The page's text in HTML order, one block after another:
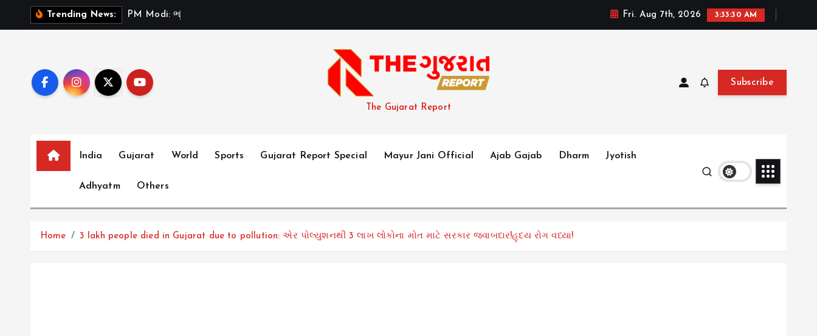
Trending News: P M M o d i: ભ Fri. Aug 7th, 2026 3:33:31 AM
The Gujarat Report
Subscribe
India Gujarat World Sports Gujarat Report Special Mayur Jani Official Ajab Gajab Dharm Jyotish
Adhyatm Others
Home 3 lakh people died in Gujarat due to pollution: એર પોલ્યુશનથી 3 લાખ લોકોના મોત માટે સરકાર જવાબદાર!હૃદય રોગ વધ્યા!